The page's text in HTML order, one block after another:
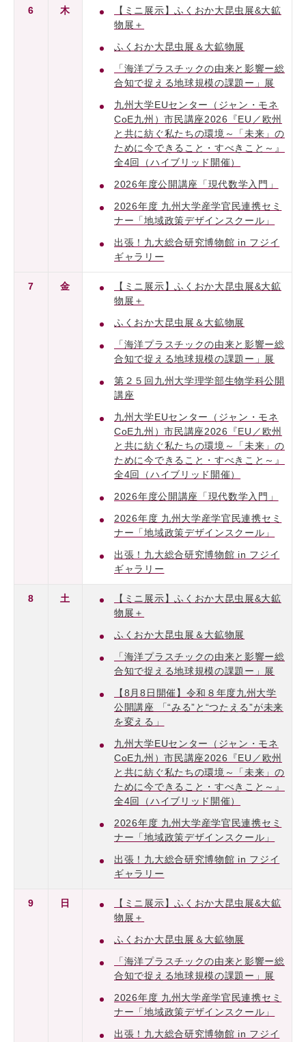
6 木
【ミニ展示】ふくおか大昆虫展&大鉱
物展＋
ふくおか大昆虫展＆大鉱物展
「海洋プラスチックの由来と影響ー総
合知で捉える地球規模の課題ー」展
九州大学EUセンター（ジャン・モネ
CoE九州）市民講座2026『EU／欧州
と共に紡ぐ私たちの環境～「未来」の
ために今できること・すべきこと～』
全4回（ハイブリッド開催）
2026年度公開講座「現代数学入門」
2026年度 九州大学産学官民連携セミ
ナー「地域政策デザインスクール」
出張！九大総合研究博物館 in フジイ
ギャラリー
7 金
【ミニ展示】ふくおか大昆虫展&大鉱
物展＋
ふくおか大昆虫展＆大鉱物展
「海洋プラスチックの由来と影響ー総
合知で捉える地球規模の課題ー」展
第２５回九州大学理学部生物学科公開
講座
九州大学EUセンター（ジャン・モネ
CoE九州）市民講座2026『EU／欧州
と共に紡ぐ私たちの環境～「未来」の
ために今できること・すべきこと～』
全4回（ハイブリッド開催）
2026年度公開講座「現代数学入門」
2026年度 九州大学産学官民連携セミ
ナー「地域政策デザインスクール」
出張！九大総合研究博物館 in フジイ
ギャラリー
8 土
【ミニ展示】ふくおか大昆虫展&大鉱
物展＋
ふくおか大昆虫展＆大鉱物展
「海洋プラスチックの由来と影響ー総
合知で捉える地球規模の課題ー」展
【8月8日開催】令和８年度九州大学
公開講座 「“みる”と“つたえる”が未来
を変える」
九州大学EUセンター（ジャン・モネ
CoE九州）市民講座2026『EU／欧州
と共に紡ぐ私たちの環境～「未来」の
ために今できること・すべきこと～』
全4回（ハイブリッド開催）
2026年度 九州大学産学官民連携セミ
ナー「地域政策デザインスクール」
出張！九大総合研究博物館 in フジイ
ギャラリー
9 日
【ミニ展示】ふくおか大昆虫展&大鉱
物展＋
ふくおか大昆虫展＆大鉱物展
「海洋プラスチックの由来と影響ー総
合知で捉える地球規模の課題ー」展
2026年度 九州大学産学官民連携セミ
ナー「地域政策デザインスクール」
出張！九大総合研究博物館 in フジイ